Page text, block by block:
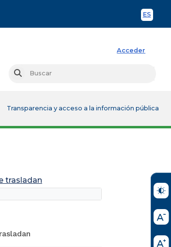
ES
Acceder
Buscar
Transparencia y acceso a la información pública
trasladan